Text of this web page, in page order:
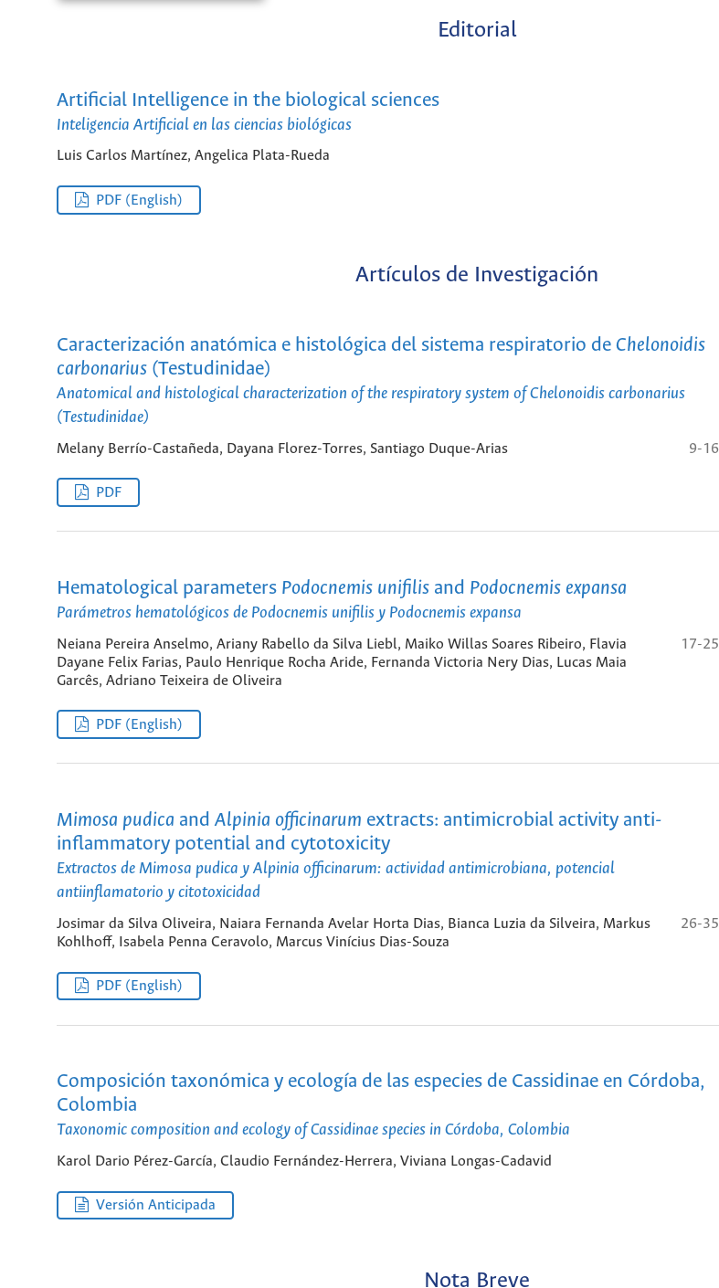
Editorial
Artificial Intelligence in the biological sciences
Inteligencia Artificial en las ciencias biológicas
Luis Carlos Martínez, Angelica Plata-Rueda
PDF (English)
Artículos de Investigación
Caracterización anatómica e histológica del sistema respiratorio de Chelonoidis
carbonarius (Testudinidae)
Anatomical and histological characterization of the respiratory system ofChelonoidis carbonarius
(Testudinidae)
Melany Berrío-Castañeda, Dayana Florez-Torres, Santiago Duque-Arias 9-16
PDF
Hematological parameters Podocnemis unifilis and Podocnemis expansa
Parámetros hematológicos de Podocnemis unifilis y Podocnemis expansa
Neiana Pereira Anselmo, Ariany Rabello da Silva Liebl, Maiko Willas Soares Ribeiro, Flavia
Dayane Felix Farias, Paulo Henrique Rocha Aride, Fernanda Victoria Nery Dias, Lucas Maia
Garcês, Adriano Teixeira de Oliveira
17-25
PDF (English)
Mimosa pudica andAlpinia officinarum extracts: antimicrobial activity anti-
inflammatory potential and cytotoxicity
Extractos de Mimosa pudica y Alpinia officinarum: actividad antimicrobiana, potencial
antiinflamatorio y citotoxicidad
Josimar da Silva Oliveira, Naiara Fernanda Avelar Horta Dias, Bianca Luzia da Silveira, Markus
Kohlhoff, Isabela Penna Ceravolo, Marcus Vinícius Dias-Souza
26-35
PDF (English)
Composición taxonómica y ecología de las especies de Cassidinae en Córdoba,
Colombia
Taxonomic composition and ecology of Cassidinae species in Córdoba, Colombia
Karol Dario Pérez-García, Claudio Fernández-Herrera, Viviana Longas-Cadavid
Versión Anticipada
Nota Breve